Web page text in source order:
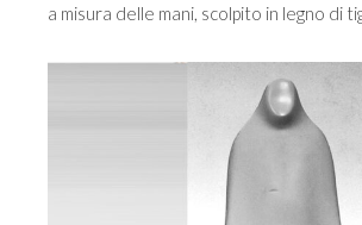
a misura delle mani, scolpito in legno di